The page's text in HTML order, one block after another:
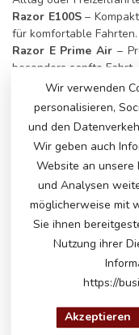
Razor E100S–
für komfortable Fahrten.
Razor E Prime Air –
besonders sanfte Fahrt
Wer auf der Suche
Power und Offroad-
Razor MX125– Das
Fahrer, die Offroad-
Razor MX350–
Reifen und robuster
MAXIMALE
Drifte, drehe und
Wir verwenden
personalisieren,
und den
Wir geben auch
Website an unsere
und Analysen
möglicherweise mit
Sie ihnen
Nutzung ihrer
https://
Akzeptieren